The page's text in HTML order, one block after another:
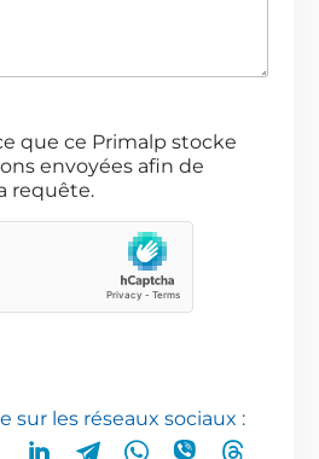
que ce Primalp stocke
envoyées afin de
requête.
sur les réseaux sociaux :